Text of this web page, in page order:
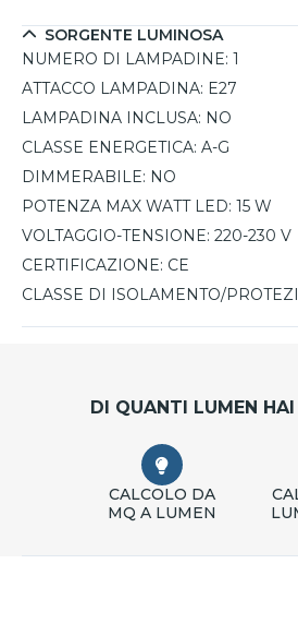
SORGENTE LUMINOSA
NUMERO DI LAMPADINE: 1
ATTACCO LAMPADINA: E27
LAMPADINA INCLUSA: NO
CLASSE ENERGETICA: A-G
DIMMERABILE: NO
POTENZA MAX WATT LED: 15 W
VOLTAGGIO-TENSIONE: 220-230 V
CERTIFICAZIONE: CE
CLASSE DI ISOLAMENTO/
DI QUANTI LUMEN
CALCOLO DA
MQ A LUMEN